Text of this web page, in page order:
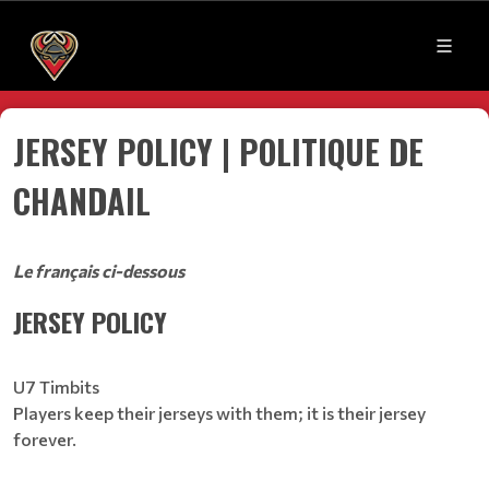
JERSEY POLICY | POLITIQUE DE
CHANDAIL
Le français ci-dessous
JERSEY POLICY
U7 Timbits
Players keep their jerseys with them; it is their jersey
forever.